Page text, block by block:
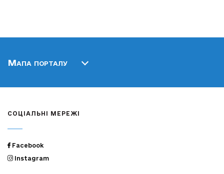
Мапа порталу
СОЦІАЛЬНІ МЕРЕЖІ
Facebook
Instagram